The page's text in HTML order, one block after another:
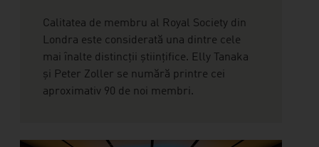
Calitatea de membru al Royal Society din
Londra este considerată una dintre cele
mai înalte distincții științifice. Elly Tanaka
și Peter Zoller se numără printre cei
aproximativ 90 de noi membri.